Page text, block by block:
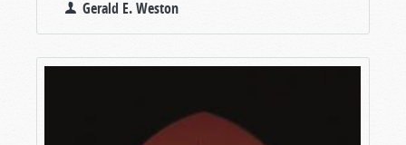
Gerald E. Weston